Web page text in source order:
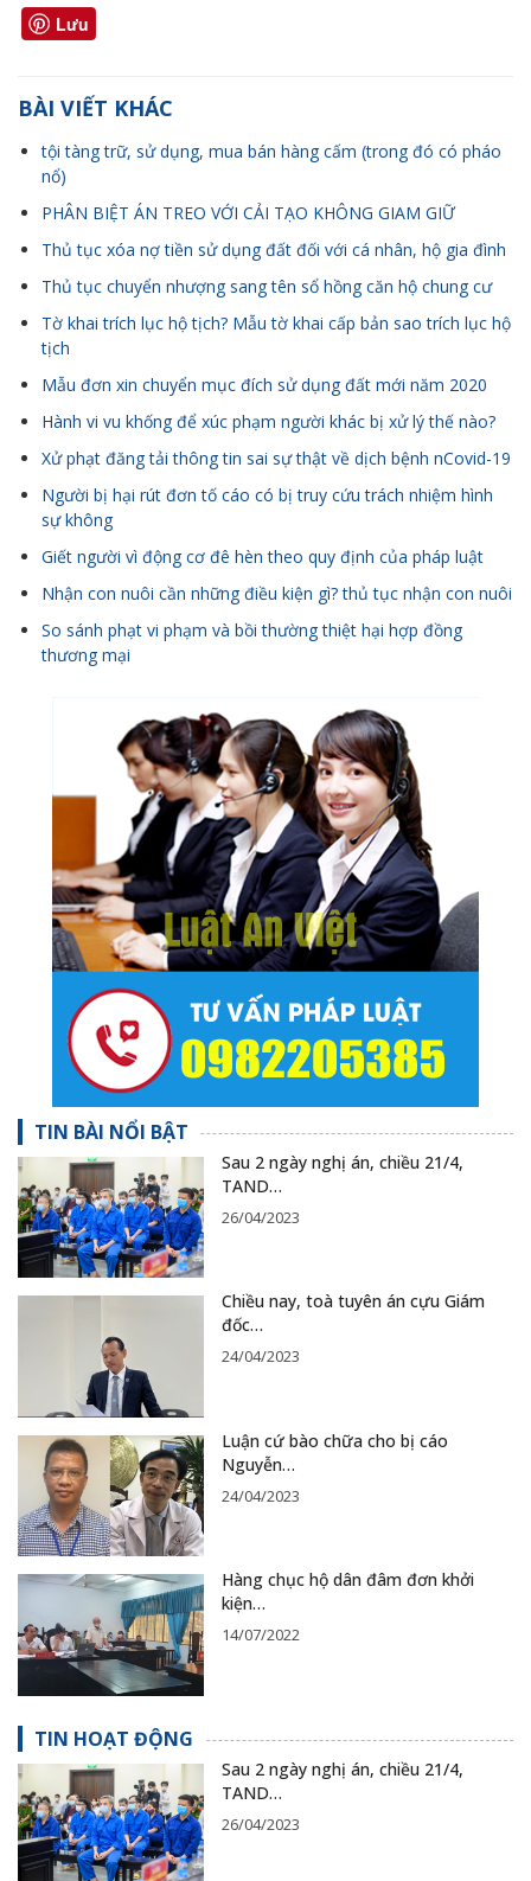
Lưu
BÀI VIẾT KHÁC
tội tàng trữ, sử dụng, mua bán hàng cấm (trong đó có pháo
nổ)
PHÂN BIỆT ÁN TREO VỚI CẢI TẠO KHÔNG GIAM GIỮ
Thủ tục xóa nợ tiền sử dụng đất đối với cá nhân, hộ gia đình
Thủ tục chuyển nhượng sang tên sổ hồng căn hộ chung cư
Tờ khai trích lục hộ tịch? Mẫu tờ khai cấp bản sao trích lục hộ
tịch
Mẫu đơn xin chuyển mục đích sử dụng đất mới năm 2020
Hành vi vu khống để xúc phạm người khác bị xử lý thế nào?
Xử phạt đăng tải thông tin sai sự thật về dịch bệnh nCovid-19
Người bị hại rút đơn tố cáo có bị truy cứu trách nhiệm hình
sự không
Giết người vì động cơ đê hèn theo quy định của pháp luật
Nhận con nuôi cần những điều kiện gì? thủ tục nhận con nuôi
So sánh phạt vi phạm và bồi thường thiệt hại hợp đồng
thương mại
TIN BÀI NỔI BẬT
Sau 2 ngày nghị án, chiều 21/4,
TAND…
26/04/2023
Chiều nay, toà tuyên án cựu Giám
đốc…
24/04/2023
Luận cứ bào chữa cho bị cáo
Nguyễn…
24/04/2023
Hàng chục hộ dân đâm đơn khởi
kiện…
14/07/2022
TIN HOẠT ĐỘNG
Sau 2 ngày nghị án, chiều 21/4,
TAND…
26/04/2023